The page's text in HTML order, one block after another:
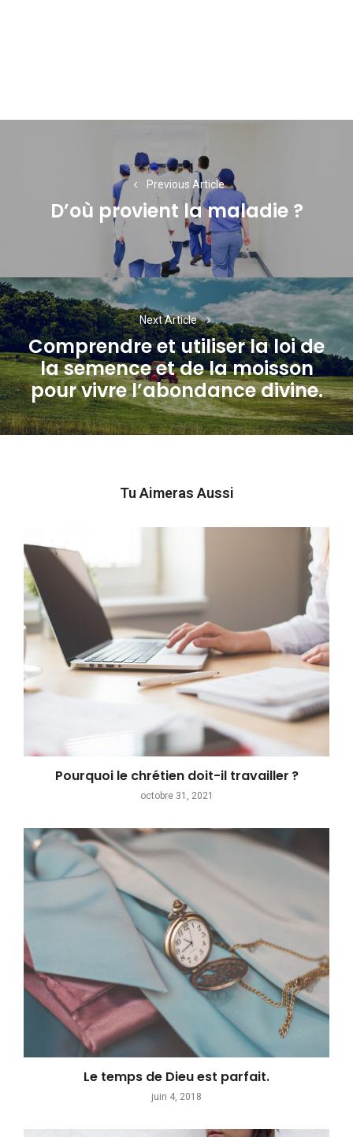
Previous Article
Previous
post:
D’où provient la maladie ?
Next Article
Next
post:
Comprendre et utiliser la loi de
la semence et de la moisson
pour vivre l’abondance divine.
Tu Aimeras Aussi
Pourquoi le chrétien doit-il travailler ?
octobre 31, 2021
Le temps de Dieu est parfait.
juin 4, 2018